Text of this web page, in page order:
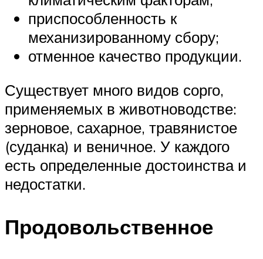
приспособленность к
механизированному сбору;
отменное качество продукции.
Существует много видов сорго,
применяемых в животноводстве:
зерновое, сахарное, травянистое
(суданка) и веничное. У каждого
есть определенные достоинства и
недостатки.
Продовольственное